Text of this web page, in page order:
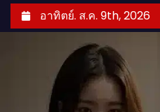
k
อาทิตย์. ส.ค. 9th, 2026